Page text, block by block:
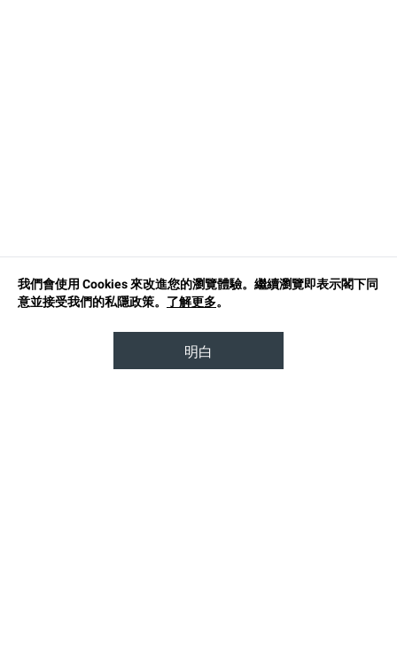
我們會使用 Cookies 來改進您的瀏覽體驗。繼續瀏覽即表示閣下同
意並接受我們的私隱政策。 了解更多。
明白